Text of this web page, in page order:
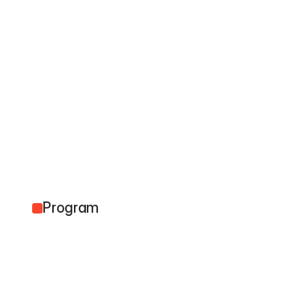
Program